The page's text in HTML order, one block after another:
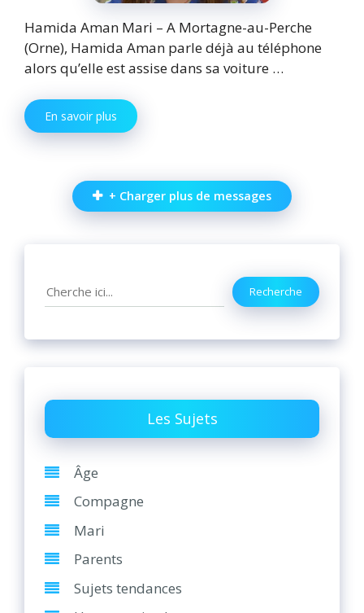
Hamida Aman Mari – A Mortagne-au-Perche
(Orne), Hamida Aman parle déjà au téléphone
alors qu’elle est assise dans sa voiture …
En savoir plus
+ Charger plus de messages
Search Recherche
Les Sujets
Âge
Compagne
Mari
Parents
Sujets tendances